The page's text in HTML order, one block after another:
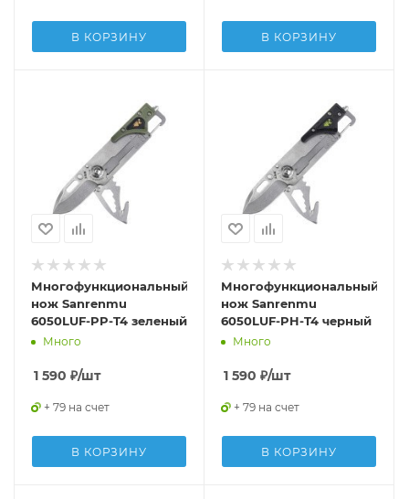
В КОРЗИНУ В КОРЗИНУ
Многофункциональный
нож Sanrenmu
6050LUF-PP-T4 зеленый
Много
1 590 ₽/шт
+ 79 на счет
В КОРЗИНУ
Многофункциональный
нож Sanrenmu
6050LUF-PH-T4 черный
Много
1 590 ₽/шт
+ 79 на счет
В КОРЗИНУ